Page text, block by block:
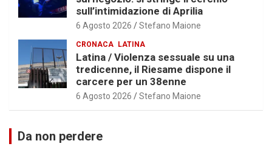
sull’intimidazione di Aprilia
6 Agosto 2026 Stefano Maione
CRONACA LATINA
Latina / Violenza sessuale su una
tredicenne, il Riesame dispone il
carcere per un 38enne
6 Agosto 2026 Stefano Maione
Da non perdere